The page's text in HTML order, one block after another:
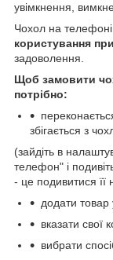
увімкнення,
Чохол на
користування
задоволення.
Щоб замовити
потрібно:
збігається з
(зайдіть в
телефон" і
- це подивитися її
додати товар
вказати свої
вибрати